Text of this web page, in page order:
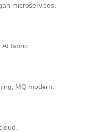
microservices.
fabric.
MQ modern.